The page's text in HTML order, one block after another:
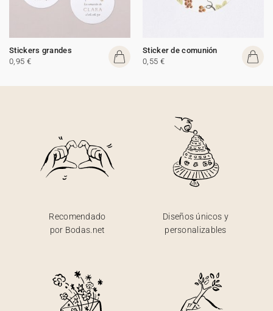
Stickers grandes
0,95 €
Sticker de comunión
0,55 €
Recomendado
por Bodas.net
Diseños únicos y
personalizables